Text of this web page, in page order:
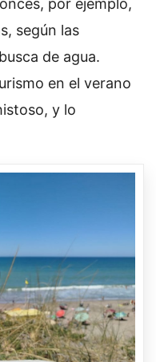
por ejemplo,
según las
de agua.
en el verano
y lo